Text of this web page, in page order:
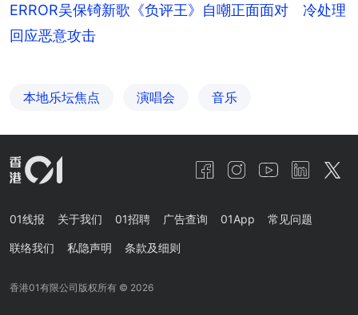
ERROR吴保锜新歌《负评王》自嘲正面面对 冷处理
回应恶意攻击
本地乐坛焦点 演唱会 音乐
01线报 关于我们 01招聘 广告查询 01App 常见问题
联络我们 私隐声明 条款及细则
香港01有限公司版权所有 © 2026